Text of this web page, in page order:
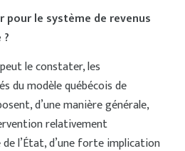
pour le système de revenus
le constater, les
du modèle québécois de
d’une manière générale,
relativement
l’État, d’une forte implication